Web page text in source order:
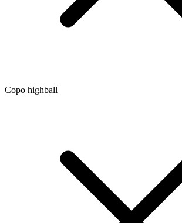
Copo highball